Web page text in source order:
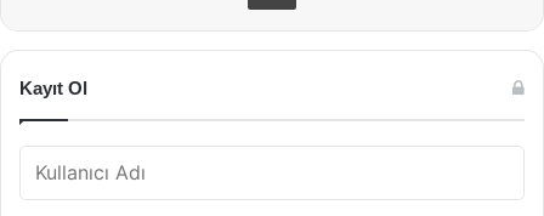
Kayıt Ol